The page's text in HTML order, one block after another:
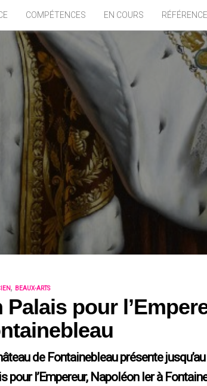
COMPÉTENCES EN COURS
, BEAUX-ARTS
Palais pour
de Fontainebleau présente
pour l’Empereur, Napoléon Ier à